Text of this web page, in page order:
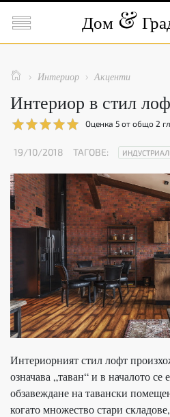
 Дом
  Интериор  Акценти
Интериор в стил
Оценка 5 от общо 2
19/10/2018 ТАГОВЕ:
Интериорният стил лофт
означава „таван“ и в началото
обзавеждане на тавански
когато множество стари